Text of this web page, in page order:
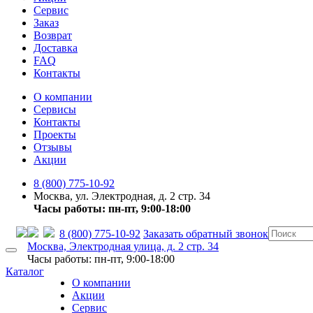
Сервис
Заказ
Возврат
Доставка
FAQ
Контакты
О компании
Сервисы
Контакты
Проекты
Отзывы
Акции
8 (800) 775-10-92
Москва, ул. Электродная, д. 2 стр. 34
Часы работы: пн-пт, 9:00-18:00
8 (800) 775-10-92 Заказать обратный звонок
Москва, Электродная улица, д. 2 стр. 34
Часы работы: пн-пт, 9:00-18:00
Каталог
О компании
Акции
Сервис